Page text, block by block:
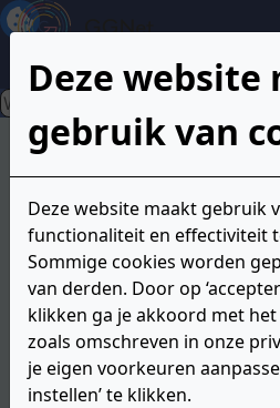
Inhoud
Hoofdnavigatie
Extra
informatie
de
onderkant
Zoeken
langdurige
GGNet heeft een
eetstoornissen. Dit heet
Deze website
gebruik van
Deze website maakt gebruik
functionaliteit en effectiviteit
Sommige cookies worden
van derden. Door op
klikken ga je akkoord met
zoals omschreven in onze
je eigen voorkeuren
instellen’ te klikken.